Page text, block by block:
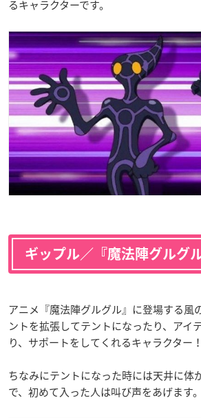
るキャラクターです。
ギップル／『魔法陣グルグル
アニメ『魔法陣グルグル』に登場する風
ントを拡張してテントになったり、アイ
り、サポートをしてくれるキャラクター！
ちなみにテントになった時には天井に体
で、初めて入った人は叫び声をあげます。